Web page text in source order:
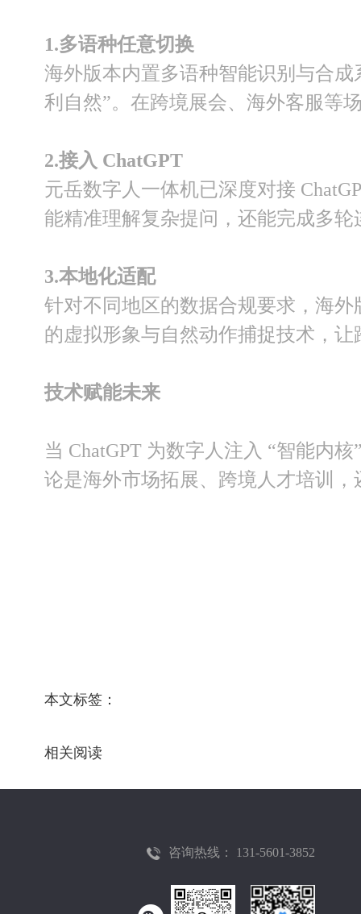
1.多语种任意切换
海外版本内置多语种智能识别与合
利自然”。在跨境展会、海外客服等
2.接入 ChatGPT
元岳数字人一体机已深度对接
能精准理解复杂提问，还能完成多
3.本地化适配
针对不同地区的数据合规要求，海
的虚拟形象与自然动作捕捉技术，
技术赋能未来
当 ChatGPT 为数字人注入 “智能内
论是海外市场拓展、跨境人才培训
本文标签：
相关阅读
咨询热线： 131-5601-3852